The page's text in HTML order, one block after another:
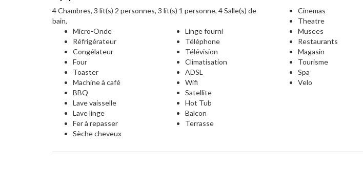
4 Chambres, 3 lit(s) 2 personnes, 3 lit(s) 1 personne, 4 Salle(s) de
bain,
Micro-Onde
Réfrigérateur
Congélateur
Four
Toaster
Machine à café
BBQ
Lave vaisselle
Lave linge
Fer à repasser
Sèche cheveux
Linge fourni
Téléphone
Télévision
Climatisation
ADSL
Wifi
Satellite
Hot Tub
Balcon
Terrasse
Cinemas
Theatre
Musees
Restaurants
Magasin
Tourisme
Spa
Velo